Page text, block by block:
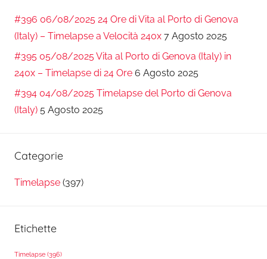
#396 06/08/2025 24 Ore di Vita al Porto di Genova
(Italy) – Timelapse a Velocità 240x 7 Agosto 2025
#395 05/08/2025 Vita al Porto di Genova (Italy) in
240x – Timelapse di 24 Ore 6 Agosto 2025
#394 04/08/2025 Timelapse del Porto di Genova
(Italy) 5 Agosto 2025
Categorie
Timelapse (397)
Etichette
Timelapse (396)